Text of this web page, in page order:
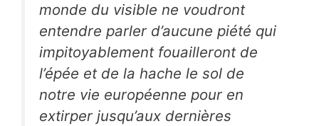
monde du visible ne voudront
entendre parler d’aucune piété qui
impitoyablement fouailleront de
l’épée et de la hache le sol de
notre vie européenne pour en
extirper jusqu’aux dernières